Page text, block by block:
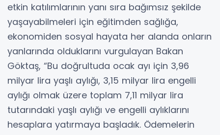
etkin katılımlarının yanı sıra bağımsız şekilde
yaşayabilmeleri için eğitimden sağlığa,
ekonomiden sosyal hayata her alanda onların
yanlarında olduklarını vurgulayan Bakan
Göktaş, “Bu doğrultuda ocak ayı için 3,96
milyar lira yaşlı aylığı, 3,15 milyar lira engelli
aylığı olmak üzere toplam 7,11 milyar lira
tutarındaki yaşlı aylığı ve engelli aylıklarını
hesaplara yatırmaya başladık. Ödemelerin